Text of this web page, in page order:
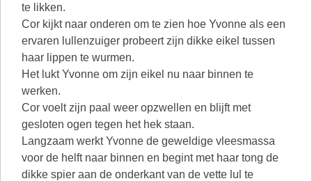
te likken.
Cor kijkt naar onderen om te zien hoe Yvonne als een
ervaren lullenzuiger probeert zijn dikke eikel tussen
haar lippen te wurmen.
Het lukt Yvonne om zijn eikel nu naar binnen te
werken.
Cor voelt zijn paal weer opzwellen en blijft met
gesloten ogen tegen het hek staan.
Langzaam werkt Yvonne de geweldige vleesmassa
voor de helft naar binnen en begint met haar tong de
dikke spier aan de onderkant van de vette lul te